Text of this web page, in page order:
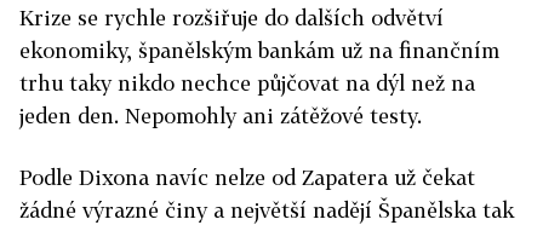
Krize se rychle rozšiřuje do dalších odvětví
ekonomiky, španělským bankám už na finančním
trhu taky nikdo nechce půjčovat na dýl než na
jeden den. Nepomohly ani zátěžové testy.
Podle Dixona navíc nelze od Zapatera už čekat
žádné výrazné činy a největší nadějí Španělska tak